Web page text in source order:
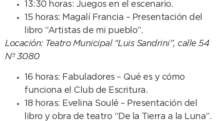
13:30 horas: Juegos en el escenario.
15 horas: Magalí Francia – Presentación del
libro “Artistas de mi pueblo”.
Locación: Teatro Municipal “Luis Sandrini”, calle 54
Nº 3080
16 horas: Fabuladores – Qué es y cómo
funciona el Club de Escritura.
18 horas: Evelina Soulé – Presentación del
libro y obra de teatro “De la Tierra a la Luna”.